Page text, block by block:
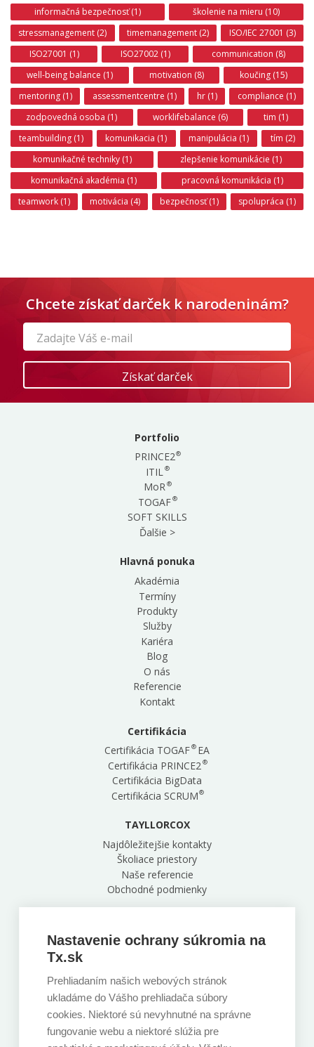
informačná bezpečnosť (1)
školenie na mieru (10)
stressmanagement (2)
timemanagement (2)
ISO/IEC 27001 (3)
ISO27001 (1)
ISO27002 (1)
communication (8)
well-being balance (1)
motivation (8)
koučing (15)
mentoring (1)
assessmentcentre (1) hr (1)
compliance (1)
zodpovedná osoba (1)
worklifebalance (6)
tim (1)
teambuilding (1)
komunikacia (1) manipulácia (1)
tím (2)
komunikačné techniky (1)
zlepšenie komunikácie (1)
komunikačná akadémia (1)
pracovná komunikácia (1)
teamwork (1)
motivácia (4) bezpečnosť (1) spolupráca (1)
Chcete získať darček k narodeninám?
Portfolio
PRINCE2®
ITIL ®
MoR®
TOGAF®
SOFT SKILLS
Ďalšie >
Hlavná ponuka
Akadémia
Termíny
Produkty
Služby
Kariéra
Blog
O nás
Referencie
Kontakt
Certifikácia
Certifikácia TOGAF®EA
Certifikácia PRINCE2 ®
Certifikácia BigData
Certifikácia SCRUM®
TAYLLORCOX
Najdôležitejšie kontakty
Školiace priestory
Naše referencie
Obchodné podmienky
Zelinárska 6, Bratislava, 821 08
Sledujte nás
Nastavenie ochrany súkromia na
Tx.sk
Prehliadaním našich webových stránok
ukladáme do Vášho prehliadača súbory
cookies. Niektoré sú nevyhnutné na správne
fungovanie webu a niektoré slúžia pre